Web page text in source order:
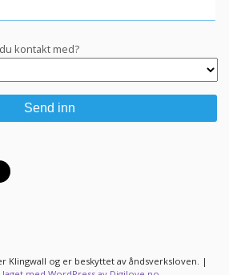
kontakt med?
Klingwall og er beskyttet av åndsverksloven. |